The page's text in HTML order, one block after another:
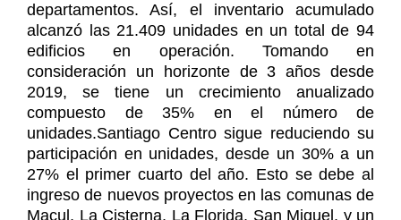
departamentos. Así, el inventario acumulado
alcanzó las 21.409 unidades en un total de 94
edificios en operación. Tomando en
consideración un horizonte de 3 años desde
2019, se tiene un crecimiento anualizado
compuesto de 35% en el número de
unidades.Santiago Centro sigue reduciendo su
participación en unidades, desde un 30% a un
27% el primer cuarto del año. Esto se debe al
ingreso de nuevos proyectos en las comunas de
Macul, La Cisterna, La Florida, San Miguel, y un